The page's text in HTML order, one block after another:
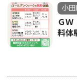
小
ＧＷ
料体